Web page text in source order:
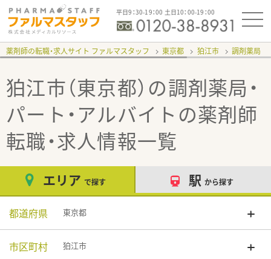
平日9：30-19：00 土日10：00-19：00
薬剤師の転職・求人サイト ファルマスタッフ 東京都 狛江市 調剤薬局
狛江市（東京都）の調剤薬局・
パート・アルバイト の薬剤師
転職・求人情報一覧
エリア で探す 駅 から探す
都道府県 東京都
市区町村 狛江市